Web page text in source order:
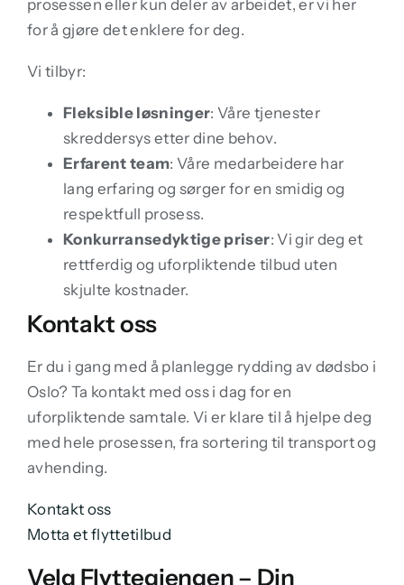
prosessen eller kun deler av arbeidet, er vi her
for å gjøre det enklere for deg.
Vi tilbyr:
Fleksible løsninger: Våre tjenester
skreddersys etter dine behov.
Erfarent team: Våre medarbeidere har
lang erfaring og sørger for en smidig og
respektfull prosess.
Konkurransedyktige priser: Vi gir deg et
rettferdig og uforpliktende tilbud uten
skjulte kostnader.
Kontakt oss
Er du i gang med å planlegge rydding av dødsbo i
Oslo? Ta kontakt med oss i dag for en
uforpliktende samtale. Vi er klare til å hjelpe deg
med hele prosessen, fra sortering til transport og
avhending.
Kontakt oss
Motta et flyttetilbud
Velg Flyttegjengen – Din